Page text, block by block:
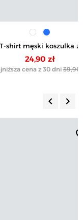
T-shirt męski koszulka z
motywem żeglarskim
24,90 zł
cena z 30 dni 39,90
keyboard_arrow_left keyboard_arrow_right